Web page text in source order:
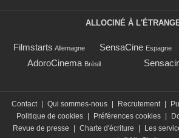
ALLOCINÉ À
Filmstarts Allemagne SensaCine Espagne
AdoroCinema Brésil
Contact Qui sommes-nous Recrutement
Politique de cookies
Préférences cookies
Revue de presse
Charte d'écriture Les